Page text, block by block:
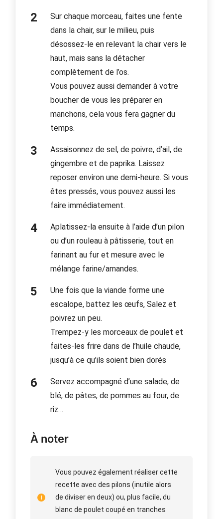
Sur chaque morceau, faites une fente
dans la chair, sur le milieu, puis
désossez-le en relevant la chair vers le
haut, mais sans la détacher
complètement de l’os.
Vous pouvez aussi demander à votre
boucher de vous les préparer en
manchons, cela vous fera gagner du
temps.
Assaisonnez de sel, de poivre, d’ail, de
gingembre et de paprika. Laissez
reposer environ une demi-heure. Si vous
êtes pressés, vous pouvez aussi les
faire immédiatement.
Aplatissez-la ensuite à l’aide d’un pilon
ou d’un rouleau à pâtisserie, tout en
farinant au fur et mesure avec le
mélange farine/amandes.
Une fois que la viande forme une
escalope, battez les œufs, Salez et
poivrez un peu.
Trempez-y les morceaux de poulet et
faites-les frire dans de l’huile chaude,
jusqu’à ce qu’ils soient bien dorés
Servez accompagné d’une salade, de
blé, de pâtes, de pommes au four, de
riz…
À noter
Vous pouvez également réaliser cette
recette avec des pilons (inutile alors
de diviser en deux) ou, plus facile, du
blanc de poulet coupé en tranches